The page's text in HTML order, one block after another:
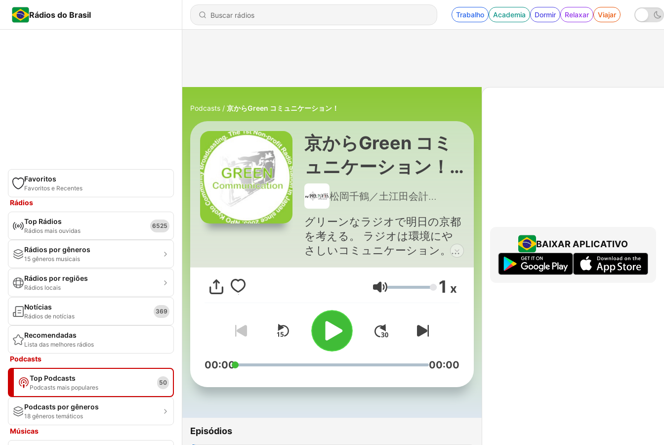
Rádios do Brasil Trabalho Academia Dormir Relaxar Viajar
Favoritos
Favoritos e Recentes
Rádios
Top Rádios
Rádios mais ouvidas
6525
Rádios por gêneros
15 gêneros musicais
Rádios por regiões
Rádios locais
Notícias
Rádios de notícias
369
Recomendadas
Lista das melhores rádios
Podcasts
Top Podcasts
Podcasts mais populares
50
Podcasts por gêneros
18 gêneros temáticos
Músicas
Podcasts 京からGreen コミュニケーション！
京からGreen コミ
ュニケーション！
de 松岡千鶴／土江
田会計事務所・足
立病院・文具tag・
ローバー都市建築
松岡千鶴／土江田会計事務所・足立病院・文具tag・ローバー都市建築事務所
グリーンなラジオで明日の京都
を考える。 ラジオは環境にや
さしいコミュニケーション。い
ま話題の、様々な分野のゲスト
と共に、明日の京都、子ども達
に残したい未来の日本を考えま
す。さあ、今日からあなたもＧ
ｒｅｅｎコミュニケーション！
Volume 1 x
00:00 00:00
Episódios
BAIXAR APLICATIVO